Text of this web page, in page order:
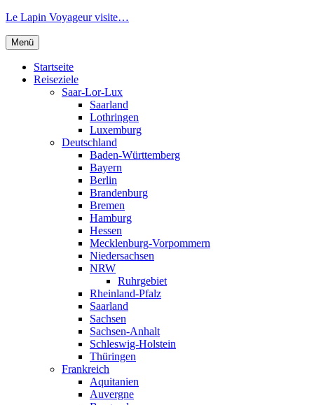
Zum
springen
Le Lapin Voyageur visite…
Menü
Startseite
Reiseziele
Saar-Lor-Lux
Saarland
Lothringen
Luxemburg
Deutschland
Baden-Württemberg
Bayern
Berlin
Brandenburg
Bremen
Hamburg
Hessen
Mecklenburg-Vorpommern
Niedersachsen
NRW
Ruhrgebiet
Rheinland-Pfalz
Saarland
Sachsen
Sachsen-Anhalt
Schleswig-Holstein
Thüringen
Frankreich
Aquitanien
Auvergne